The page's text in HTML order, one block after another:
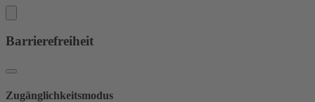
Barrierefreiheit
Zugänglichkeitsmodus